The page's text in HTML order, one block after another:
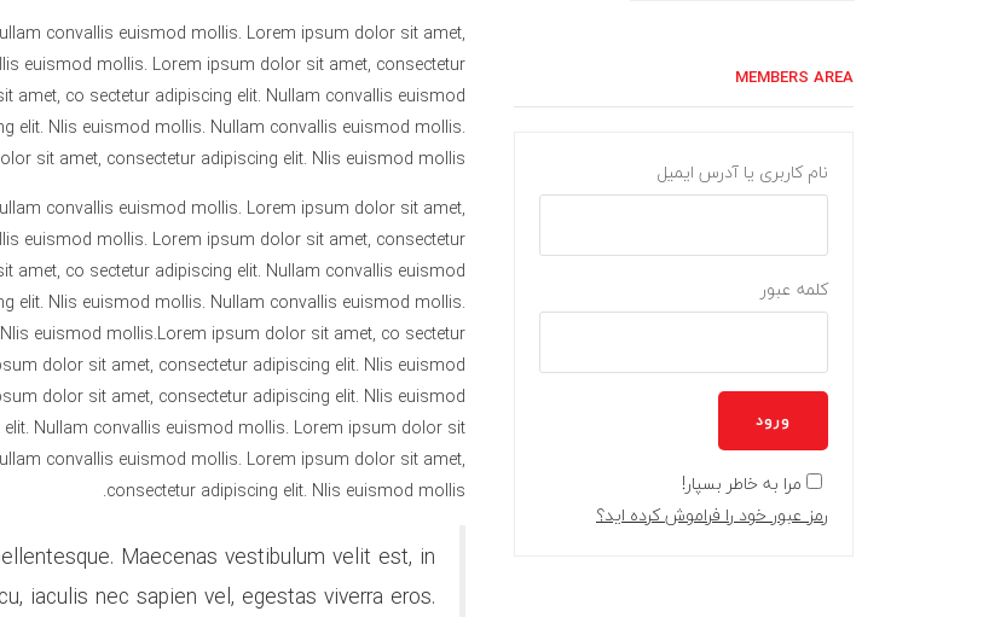
convallis euismod mollis. Lorem ipsum dolor sit amet,
euismod mollis. Lorem ipsum dolor sit amet, consectetur
co sectetur adipiscing elit. Nullam convallis euismod
elit. Nlis euismod mollis. Nullam convallis euismod mollis.
sit amet, consectetur adipiscing elit. Nlis euismod mollis.
convallis euismod mollis. Lorem ipsum dolor sit amet,
euismod mollis. Lorem ipsum dolor sit amet, consectetur
co sectetur adipiscing elit. Nullam convallis euismod
elit. Nlis euismod mollis. Nullam convallis euismod mollis.
euismod mollis.Lorem ipsum dolor sit amet, co sectetur
dolor sit amet, consectetur adipiscing elit. Nlis euismod
dolor sit amet, consectetur adipiscing elit. Nlis euismod
Nullam convallis euismod mollis. Lorem ipsum dolor sit
convallis euismod mollis. Lorem ipsum dolor sit amet,
consectetur adipiscing elit. Nlis euismod mollis.
Maecenas vestibulum velit est, in
iaculis nec sapien vel, egestas viverra eros.
MEMBERS AREA
نام کاربری یا آدرس ایمیل
کلمه عبور
ورود
مرا به خاطر بسپار!
رمز عبور خود را فراموش کرده اید؟